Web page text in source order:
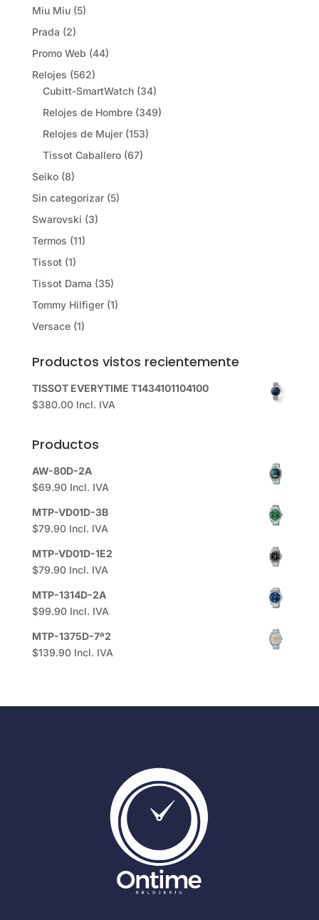
Miu Miu (5)
Prada (2)
Promo Web (44)
Relojes (562)
Cubitt-SmartWatch (34)
Relojes de Hombre (349)
Relojes de Mujer (153)
Tissot Caballero (67)
Seiko (8)
Sin categorizar (5)
Swarovski (3)
Termos (11)
Tissot (1)
Tissot Dama (35)
Tommy Hilfiger (1)
Versace (1)
Productos vistos recientemente
TISSOT EVERYTIME T1434101104100
$380.00 Incl. IVA
Productos
AW-80D-2A
$69.90 Incl. IVA
MTP-VD01D-3B
$79.90 Incl. IVA
MTP-VD01D-1E2
$79.90 Incl. IVA
MTP-1314D-2A
$99.90 Incl. IVA
MTP-1375D-7ª2
$139.90 Incl. IVA